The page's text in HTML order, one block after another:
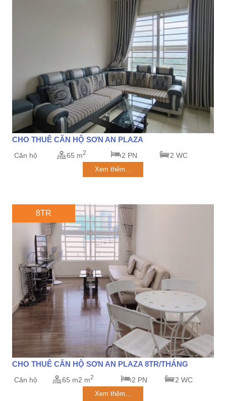
CHO THUÊ CĂN HỘ SƠN AN PLAZA
Căn hộ 65 m2 2 PN 2 WC
Xem thêm...
8TR
CHO THUÊ CĂN HỘ SƠN AN PLAZA 8TR/THÁNG
Căn hộ 65 m2 m2 2 PN 2 WC
Xem thêm...